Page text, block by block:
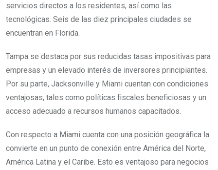
servicios directos a los residentes, así como las
tecnológicas. Seis de las diez principales ciudades se
encuentran en Florida.
Tampa se destaca por sus reducidas tasas impositivas para
empresas y un elevado interés de inversores principiantes.
Por su parte, Jacksonville y Miami cuentan con condiciones
ventajosas, tales como políticas fiscales beneficiosas y un
acceso adecuado a recursos humanos capacitados.
Con respecto a Miami cuenta con una posición geográfica la
convierte en un punto de conexión entre América del Norte,
América Latina y el Caribe. Esto es ventajoso para negocios